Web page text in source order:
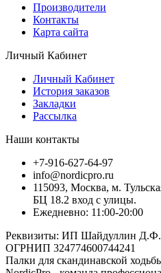
Производители
Контакты
Карта сайта
Личный Кабинет
Личный Кабинет
История заказов
Закладки
Рассылка
Наши контакты
+7-916-627-64-97
info@nordicpro.ru
115093, Москва, м.
БЦ 18.2 вход с улицы.
Ежедневно: 11:00-20:00
Реквизиты: ИП Шайдуллин
ОГРНИП 324774600744241
Палки для скандинавской